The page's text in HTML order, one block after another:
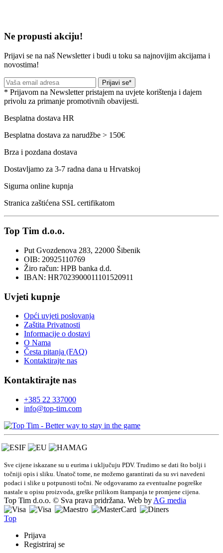
Ne propusti akciju!
Prijavi se na naš Newsletter i budi u toku sa najnovijim akcijama i
novostima!
Prijavi se*
* Prijavom na Newsletter pristajem na uvjete korištenja i dajem
privolu za primanje promotivnih obavijesti.
Besplatna dostava HR
Besplatna dostava za narudžbe > 150€
Brza i pozdana dostava
Dostavljamo za 3-7 radna dana u Hrvatskoj
Sigurna online kupnja
Stranica zaštićena SSL certifikatom
Top Tim d.o.o.
Put Gvozdenova 283, 22000 Šibenik
OIB: 20925110769
Žiro račun: HPB banka d.d.
IBAN: HR7023900011101520911
Uvjeti kupnje
Opći uvjeti poslovanja
Zaštita Privatnosti
Informacije o dostavi
O Nama
Česta pitanja (FAQ)
Kontaktirajte nas
Kontaktirajte nas
+385 22 337000
info@top-tim.com
Sve cijene iskazane su u eurima i uključuju PDV. Trudimo se dati što bolji i
točniji opis i sliku. Unatoč tome, ne možemo garantirati da su svi navedeni
podaci i slike u potpunosti točni. Ne odgovaramo za eventualne pogreške
nastale u opisu proizvoda, greške prilikom štampanja te promjene cijena.
Top Tim d.o.o. © Sva prava pridržana. Web by AG media
Top
Prijava
Registriraj se